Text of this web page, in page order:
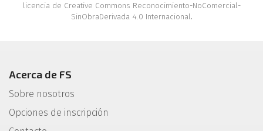
licencia de Creative Commons Reconocimiento-NoComercial-
SinObraDerivada 4.0 Internacional.
Acerca de FS
Sobre nosotros
Opciones de inscripción